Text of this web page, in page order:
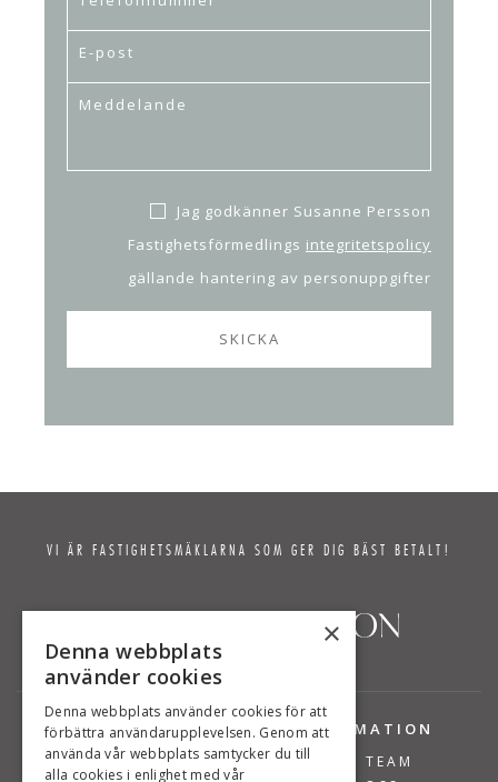
Jag godkänner Susanne Persson
Fastighetsförmedlings integritetspolicy
gällande hantering av personuppgifter
VI ÄR FASTIGHETSMÄKLARNA SOM GER DIG BÄST BETALT!
TJÄNSTER
BOSTÄDER TILL SALU
INFORMATION
VÅRT TEAM
×
Denna webbplats
använder cookies
Denna webbplats använder cookies för att
förbättra användarupplevelsen. Genom att
använda vår webbplats samtycker du till
alla cookies i enlighet med vår